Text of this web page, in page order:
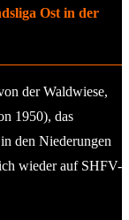
Ost in der
der Waldwiese,
1950), das
den Niederungen
wieder auf SHFV-